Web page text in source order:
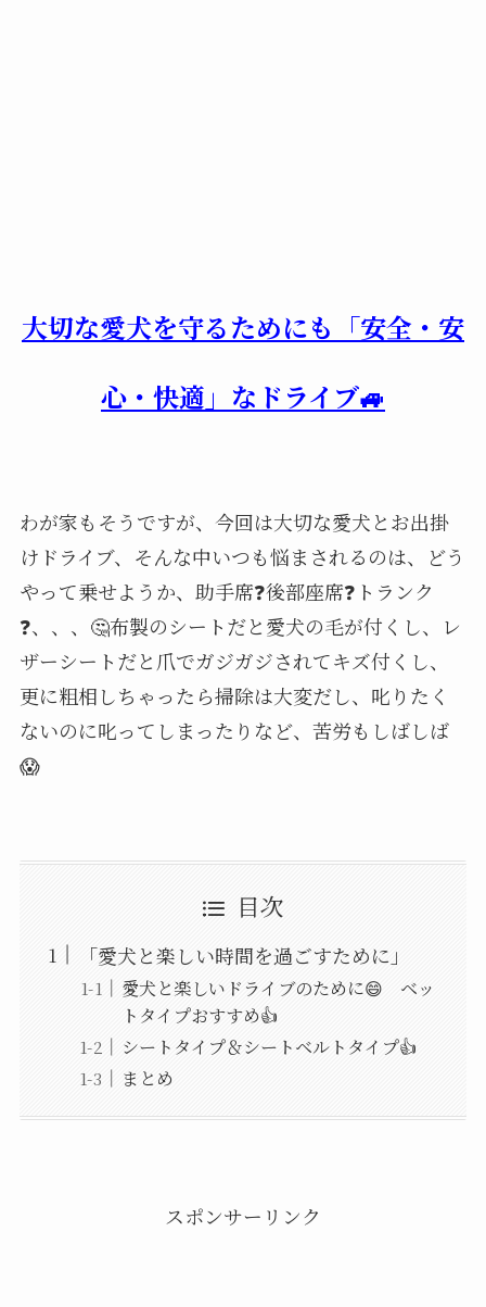
大切な愛犬を守るためにも「安全・安
心・快適」なドライブ🚙
わが家もそうですが、今回は大切な愛犬とお出掛
けドライブ、そんな中いつも悩まされるのは、どう
やって乗せようか、助手席❓後部座席❓トランク
❓、、、🤔布製のシートだと愛犬の毛が付くし、レ
ザーシートだと爪でガジガジされてキズ付くし、
更に粗相しちゃったら掃除は大変だし、叱りたく
ないのに叱ってしまったりなど、苦労もしばしば
😱
目次
「愛犬と楽しい時間を過ごすために」
愛犬と楽しいドライブのために😄 ベッ
トタイプおすすめ👍
シートタイプ＆シートベルトタイプ👍
まとめ
スポンサーリンク